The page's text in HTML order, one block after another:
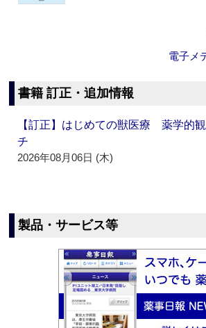
電子メ
書籍 訂正・追加情報
【訂正】はじめての獣医療 薬学的
チ
2026年08月06日 (木)
製品・サービス等